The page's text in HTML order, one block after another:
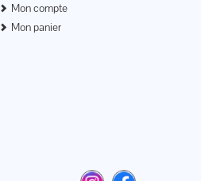
Mon compte
Mon panier